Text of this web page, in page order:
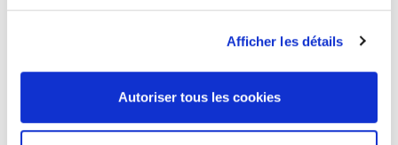
Afficher les détails
Autoriser tous les cookies
>Society
Relations
BIC subject category (UK)
KCFM Employment & unemployment